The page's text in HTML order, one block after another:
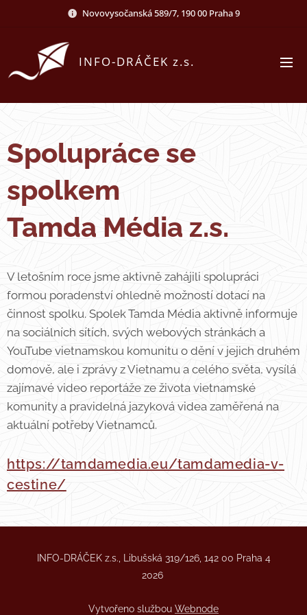
Novovysočanská 589/7, 190 00 Praha 9
INFO-DRÁČEK z.s.
Spolupráce se
spolkem
Tamda Média z.s.
V letošním roce jsme aktivně zahájili spolupráci
formou poradenství ohledně možností dotací na
činnost spolku. Spolek Tamda Média aktivně informuje
na sociálních sítích, svých webových stránkách a
YouTube vietnamskou komunitu o dění v jejich druhém
domově, ale i zprávy z Vietnamu a celého světa, vysílá
zajímavé video reportáže ze života vietnamské
komunity a pravidelná jazyková videa zaměřená na
aktuální potřeby Vietnamců.
https://tamdamedia.eu/tamdamedia-v-
cestine/
INFO-DRÁČEK z.s., Libušská 319/126, 142 00 Praha 4
2026
Vytvořeno službou Webnode